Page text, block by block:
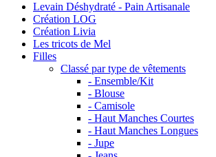
Levain Déshydraté - Pain Artisanale
Création LOG
Création Livia
Les tricots de Mel
Filles
Classé par type de vêtements
- Ensemble/Kit
- Blouse
- Camisole
- Haut Manches Courtes
- Haut Manches Longues
- Jupe